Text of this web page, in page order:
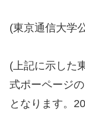
(東京通信大学
(上記に示した
式ポーページ
となります。